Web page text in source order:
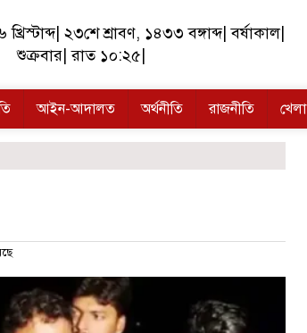
|২৩শে শ্রাবণ, ১৪৩৩ বঙ্গাব্দ|বর্ষাকাল|
শুক্রবার |রাত ১০:২৫
আইন-আদালত অর্থনীতি রাজনীতি খেলা